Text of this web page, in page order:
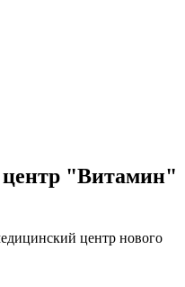
"Витамин"
центр нового